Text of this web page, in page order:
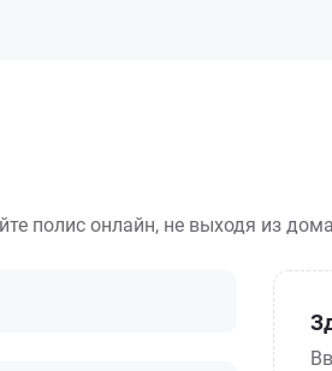
полис онлайн, не выходя из дома